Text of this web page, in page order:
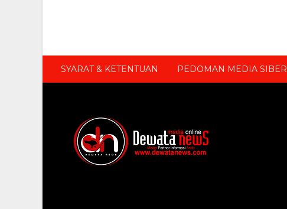
SYARAT & KETENTUAN PEDOMAN MEDIA SIBER